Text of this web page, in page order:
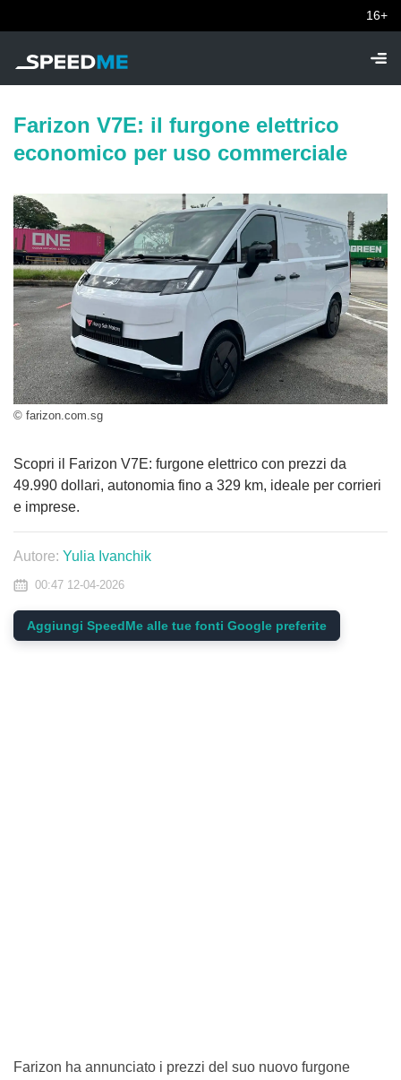
16+
Farizon V7E: il furgone elettrico
economico per uso commerciale
© farizon.com.sg
Scopri il Farizon V7E: furgone elettrico con prezzi da
49.990 dollari, autonomia fino a 329 km, ideale per corrieri
e imprese.
Autore: Yulia Ivanchik
00:47 12-04-2026
Aggiungi SpeedMe alle tue fonti Google preferite
Farizon ha annunciato i prezzi del suo nuovo furgone